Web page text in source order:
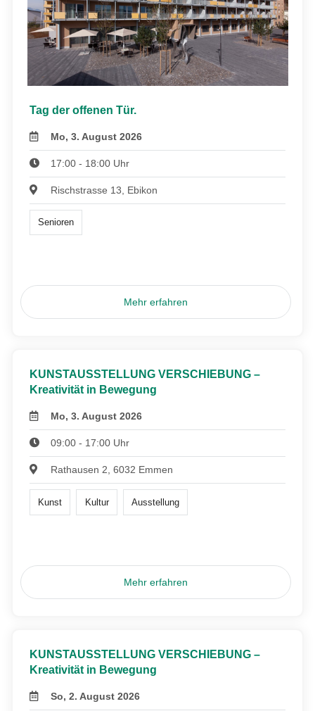
Tag der offenen Tür.
Mo, 3. August 2026
17:00 - 18:00 Uhr
Rischstrasse 13, Ebikon
Senioren
Mehr erfahren
KUNSTAUSSTELLUNG VERSCHIEBUNG –
Kreativität in Bewegung
Mo, 3. August 2026
09:00 - 17:00 Uhr
Rathausen 2, 6032 Emmen
Kunst Kultur Ausstellung
Mehr erfahren
KUNSTAUSSTELLUNG VERSCHIEBUNG –
Kreativität in Bewegung
So, 2. August 2026